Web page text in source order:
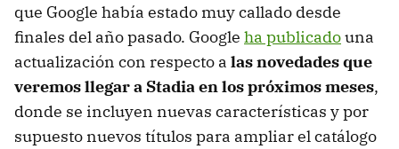
que Google había estado muy callado desde
finales del año pasado. Google ha publicadouna
actualización con respecto a las novedades que
veremos llegar a Stadia en los próximos meses,
donde se incluyen nuevas características y por
supuesto nuevos títulos para ampliar el catálogo